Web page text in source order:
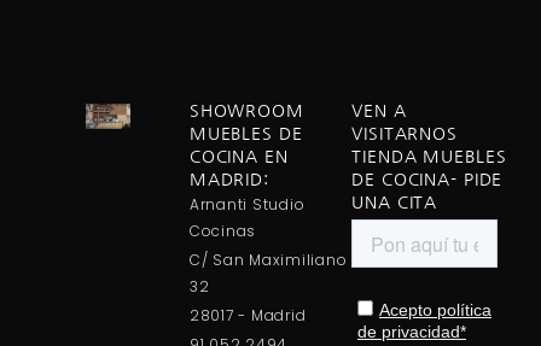
SHOWROOM
MUEBLES DE
COCINA EN
MADRID:
Arnanti Studio
Cocinas
C/ San Maximiliano
32
28017 - Madrid
VEN A
VISITARNOS
TIENDA MUEBLES
DE COCINA- PIDE
UNA CITA